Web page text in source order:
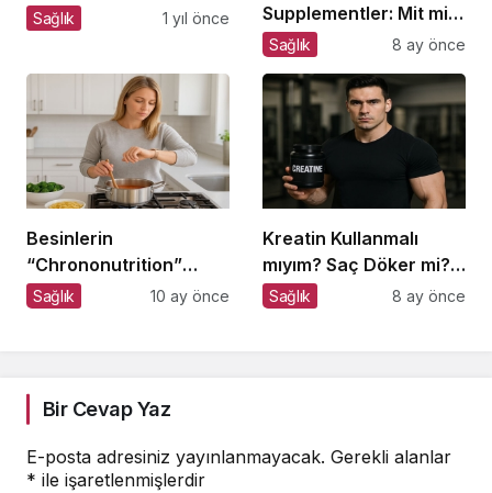
Sağlık 1 yıl önce
Supplementler: Mit mi,
Gerçek mi?
Sağlık 8 ay önce
Besinlerin
“Chrononutrition”
Etkisi: Günün Saatine
Sağlık 10 ay önce
Kreatin Kullanmalı
mıyım? Saç Döker mi?
Ne Zaman Alınmalı?
Sağlık 8 ay önce
Bir Cevap Yaz
E-posta adresiniz yayınlanmayacak. Gerekli alanlar
* ile işaretlenmişlerdir